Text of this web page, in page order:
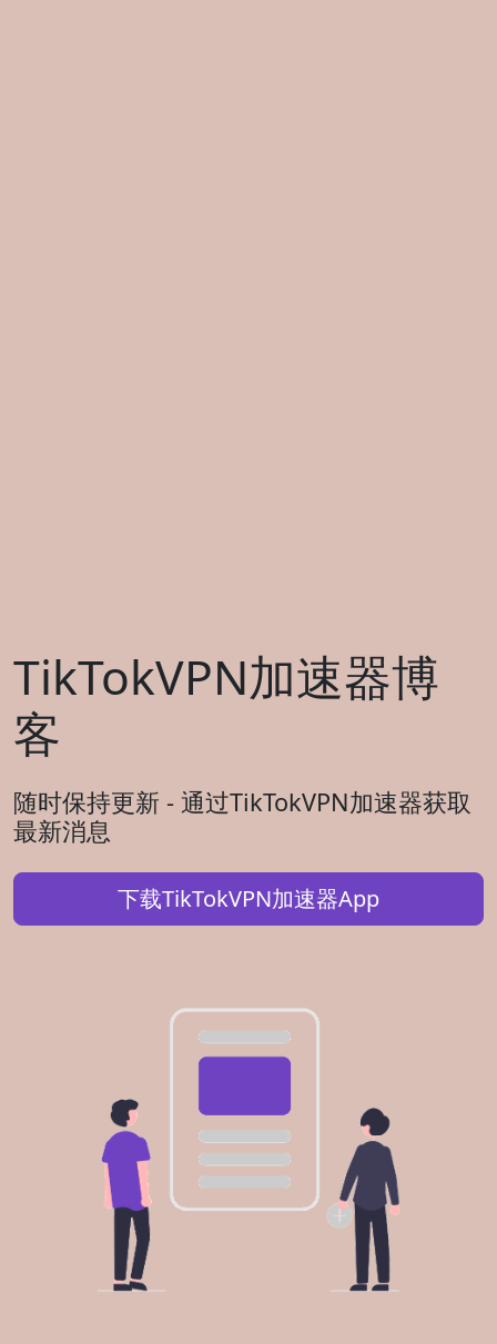
TikTokVPN加速器博
客
随时保持更新 - 通过TikTokVPN加速器获取
最新消息
下载TikTokVPN加速器App